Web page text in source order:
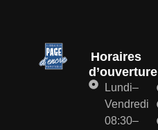
Horaires
d’ouverture
Lundi–
Vendredi
08:30–